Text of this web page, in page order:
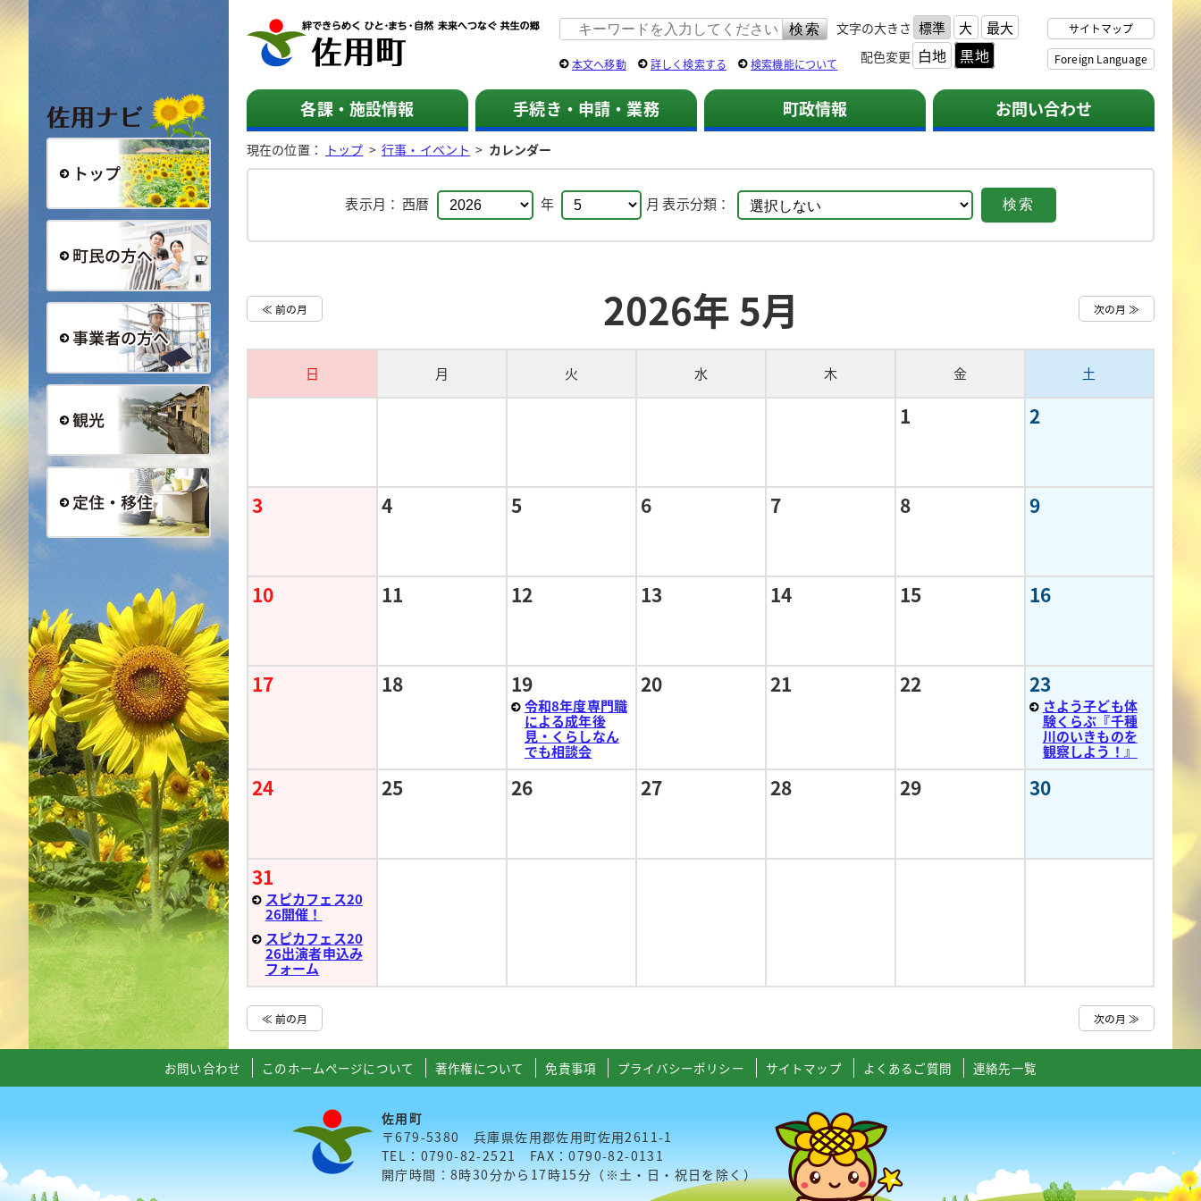
町民の方へ
事業者の方へ
定住・移住
佐用町 公式ホームページ 文字の大きさ 標準 大 最大
配色変更 白地 黒地
サイトマップ
Foreign Language
本文へ移動 詳しく検索する 検索機能について
各課・施設情報 手続き・申請・業務 町政情報 お問い合わせ
現在の位置： トップ >行事・イベント > カレンダー
表示月：西暦 年 月表示分類：
≪ 前の月 2026年 5月 次の月 ≫
日 月 火 水 木 金 土
1 2
3 4 5 6 7 8 9
10 11 12 13 14 15 16
17 18 19
令和8年度専門職
による成年後
見・くらしなん
でも相談会
20 21 22 23
さよう子ども体
験くらぶ『千種
川のいきものを
観察しよう！』
24 25 26 27 28 29 30
31
スピカフェス20
26開催！
スピカフェス20
26出演者申込み
フォーム
≪ 前の月 次の月 ≫
お問い合わせ このホームページについて 著作権について 免責事項 プライバシーポリシー サイトマップ よくあるご質問 連絡先一覧
佐用町
〒679-5380 兵庫県佐用郡佐用町佐用2611-1
TEL：0790-82-2521 FAX：0790-82-0131
開庁時間：8時30分から17時15分（※土・日・祝日を除く）